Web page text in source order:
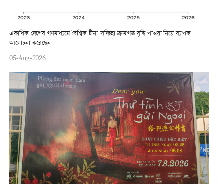
একাধিক দেশের গণমাধ্যমে বৈশ্বিক চীনা-সদিচ্ছা ক্রমাগত বৃদ্ধি পাওয়া নিয়ে ব্যাপক
আলোচনা করেছেন
05-Aug-2026